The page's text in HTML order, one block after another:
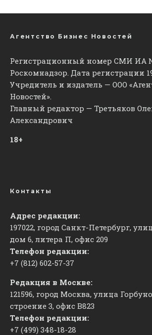
Агентство Бизнес Новостей
Регистрационный номер СМИ ИА
Роскомнадзор. Дата регистрации
Учредитель и издатель — ООО
Новостей».
Главный редактор — Третьяков
Александрович
18+
Контакты
Адрес редакции:
197022, город Санкт-Петербург,
дом 6, литера П, офис 209
Телефон редакции:
+7 (812) 602-57-37
Редакция в Москве:
121596, город Москва, улица
строение 3, офис ​В823
Телефон редакции:
+7 (499) 348-18-28